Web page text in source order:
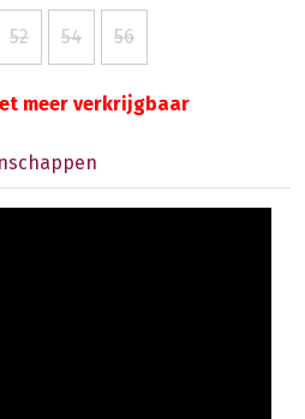
52 54 56
meer verkrijgbaar